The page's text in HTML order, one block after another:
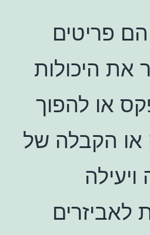
פריטים
את היכולות
או להפוך
הקבלה של
לאביזרים